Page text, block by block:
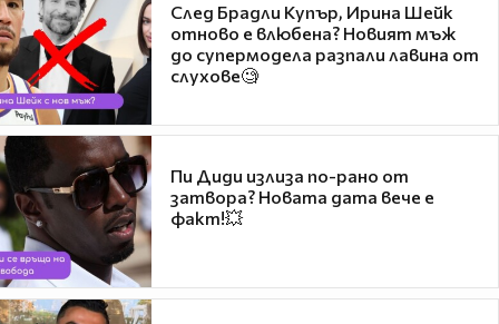
След Брадли Купър, Ирина Шейк
отново е влюбена? Новият мъж
до супермодела разпали лавина от
слухове🧐
Пи Диди излиза по-рано от
затвора? Новата дата вече е
факт!💥